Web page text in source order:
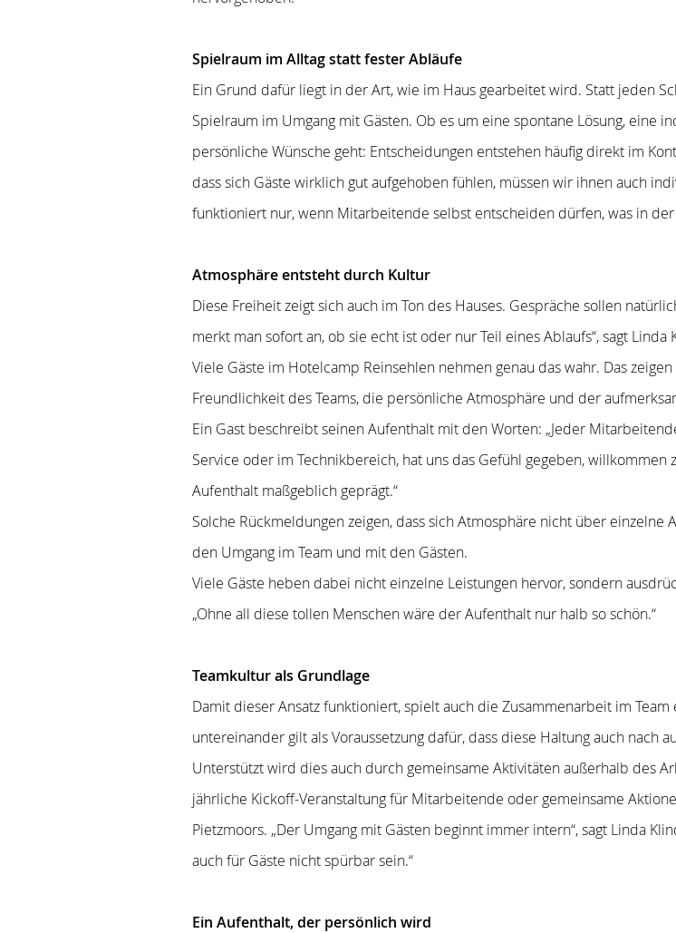
Spielraum im Alltag statt fester Abläufe
Ein Grund dafür liegt in der Art, wie im Haus gearbeitet wird. Statt jeden
Spielraum im Umgang mit Gästen. Ob es um eine spontane Lösung, eine
persönliche Wünsche geht: Entscheidungen entstehen häufig direkt im
dass sich Gäste wirklich gut aufgehoben fühlen, müssen wir ihnen auch
funktioniert nur, wenn Mitarbeitende selbst entscheiden dürfen, was in der
Atmosphäre entsteht durch Kultur
Diese Freiheit zeigt sich auch im Ton des Hauses. Gespräche sollen
merkt man sofort an, ob sie echt ist oder nur Teil eines Ablaufs“, sagt Linda
Viele Gäste im Hotelcamp Reinsehlen nehmen genau das wahr. Das
Freundlichkeit des Teams, die persönliche Atmosphäre und der
Ein Gast beschreibt seinen Aufenthalt mit den Worten: „Jeder
Service oder im Technikbereich, hat uns das Gefühl gegeben,
Aufenthalt maßgeblich geprägt.“
Solche Rückmeldungen zeigen, dass sich Atmosphäre nicht über
den Umgang im Team und mit den Gästen.
Viele Gäste heben dabei nicht einzelne Leistungen hervor, sondern
„Ohne all diese tollen Menschen wäre der Aufenthalt nur halb so schön.“
Teamkultur als Grundlage
Damit dieser Ansatz funktioniert, spielt auch die Zusammenarbeit im
untereinander gilt als Voraussetzung dafür, dass diese Haltung auch nach
Unterstützt wird dies auch durch gemeinsame Aktivitäten außerhalb des
jährliche Kickoff-Veranstaltung für Mitarbeitende oder gemeinsame
Pietzmoors. „Der Umgang mit Gästen beginnt immer intern“, sagt Linda
auch für Gäste nicht spürbar sein.“
Ein Aufenthalt, der persönlich wird